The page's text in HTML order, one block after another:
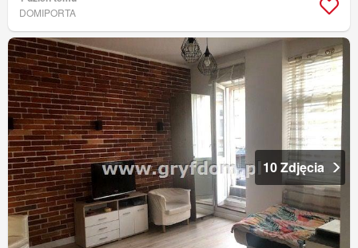
DOMIPORTA
10 Zdjęcia